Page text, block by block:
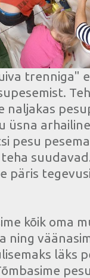
trenniga"
naljakas
üsna
pesu
päris
kõik oma
ning
läks